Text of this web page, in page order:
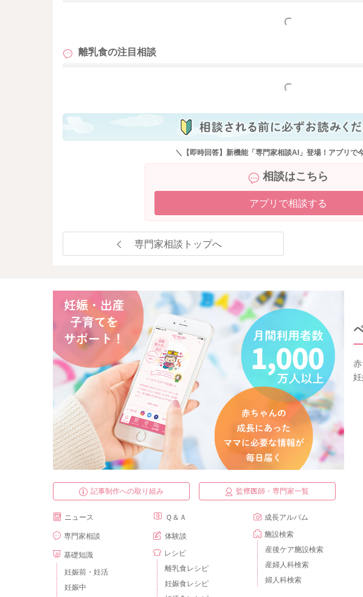
いずれにしても、２回食への移行は焦る必要はありませんので、離乳食
もっと見る
離乳食の注目相談
もっと見る
＼【即時回答】新機能「専門家相談AI」登場！アプリで
相談はこちら
アプリで相談する
専門家相談トップへ
記事制作への取り組み 監修医師・専門家一覧
ニュース
専門家相談
基礎知識
妊娠前・妊活
妊娠中
Ｑ＆Ａ
体験談
レシピ
離乳食レシピ
妊娠食レシピ
成長アルバム
施設検索
産後ケア施設検索
産婦人科検索
婦人科検索